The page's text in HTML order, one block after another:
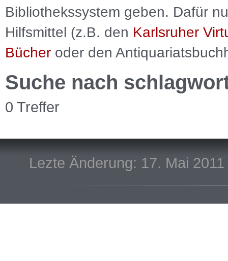
Bibliothekssystem geben. Dafür
Hilfsmittel (z.B. den Karlsruher
Bücher oder den
Suche nach
0 Treffer
Lezte Änderung: 17. Mai